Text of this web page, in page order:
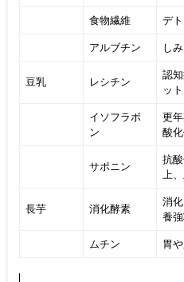
食物繊維 デ
アルブチン し
豆乳 レシチン
認
ッ
イソフラボ
ン
更
酸
サポニン
抗
上
長芋 消化酵素
消
養
ムチン 胃